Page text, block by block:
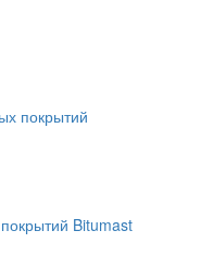
покрытий
Bitumast